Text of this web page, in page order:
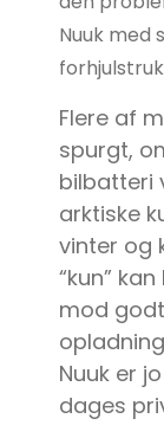
Nuuk med
Flere af
spurgt,
bilbatteri
arktiske
vinter og
“kun”
mod
Nuuk er
dages